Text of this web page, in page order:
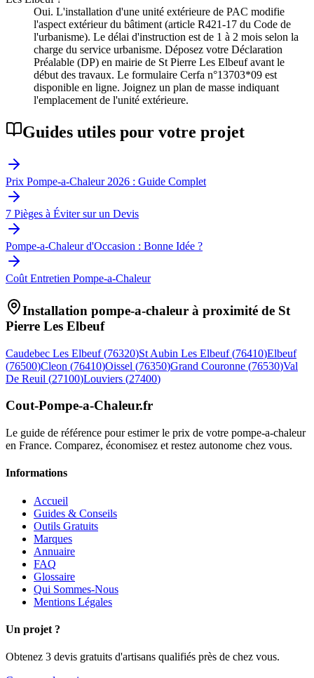
Oui. L'installation d'une unité extérieure de PAC modifie
l'aspect extérieur du bâtiment (article R421-17 du Code de
l'urbanisme). Le délai d'instruction est de 1 à 2 mois selon la
charge du service urbanisme. Déposez votre Déclaration
Préalable (DP) en mairie de St Pierre Les Elbeuf avant le
début des travaux. Le formulaire Cerfa n°13703*09 est
disponible en ligne. Joignez un plan de masse indiquant
l'emplacement de l'unité extérieure.
Guides utiles pour votre projet
Prix Pompe-a-Chaleur 2026 : Guide Complet
7 Pièges à Éviter sur un Devis
Pompe-a-Chaleur d'Occasion : Bonne Idée ?
Coût Entretien Pompe-a-Chaleur
Installation pompe-a-chaleur à proximité de St
Pierre Les Elbeuf
Caudebec Les Elbeuf (76320)St Aubin Les Elbeuf (76410)Elbeuf
(76500)Cleon (76410)Oissel (76350)Grand Couronne (76530)Val
De Reuil (27100)Louviers (27400)
Cout-Pompe-a-Chaleur.fr
Le guide de référence pour estimer le prix de votre pompe-a-chaleur
en France. Comparez, économisez et restez autonome chez vous.
Informations
Accueil
Guides & Conseils
Outils Gratuits
Marques
Annuaire
FAQ
Glossaire
Qui Sommes-Nous
Mentions Légales
Un projet ?
Obtenez 3 devis gratuits d'artisans qualifiés près de chez vous.